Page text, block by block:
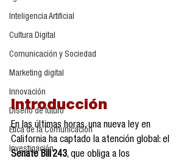
Inteligencia Artificial
Cultura Digital
Comunicación y Sociedad
Marketing digital
Innovación
Diseño de futuro
Ética de la Comunicación
Investigación
Introducción
En las últimas horas, una nueva ley en
California ha captado la atención global: el
Senate Bill 243, que obliga a los